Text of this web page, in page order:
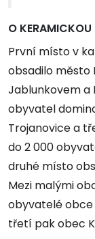
O KERAMICKOU
První místo v
obsadilo město
Jablunkovem a
obyvatel
Trojanovice a
do 2 000
druhé místo
Mezi malými
obyvatelé obce
třetí pak obec